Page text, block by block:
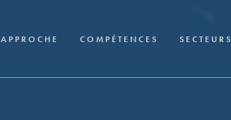
APPROCHE COMPÉTENCES SECTEURS